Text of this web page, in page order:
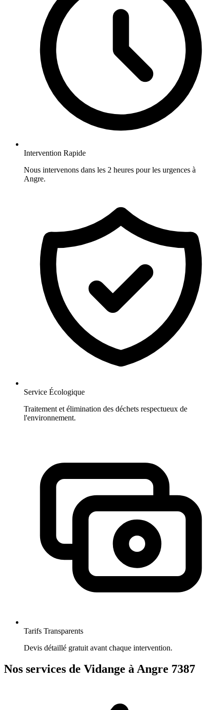
Intervention Rapide
Nous intervenons dans les 2 heures pour les urgences à
Angre.
Service Écologique
Traitement et élimination des déchets respectueux de
l'environnement.
Tarifs Transparents
Devis détaillé gratuit avant chaque intervention.
Nos services de Vidange à Angre 7387